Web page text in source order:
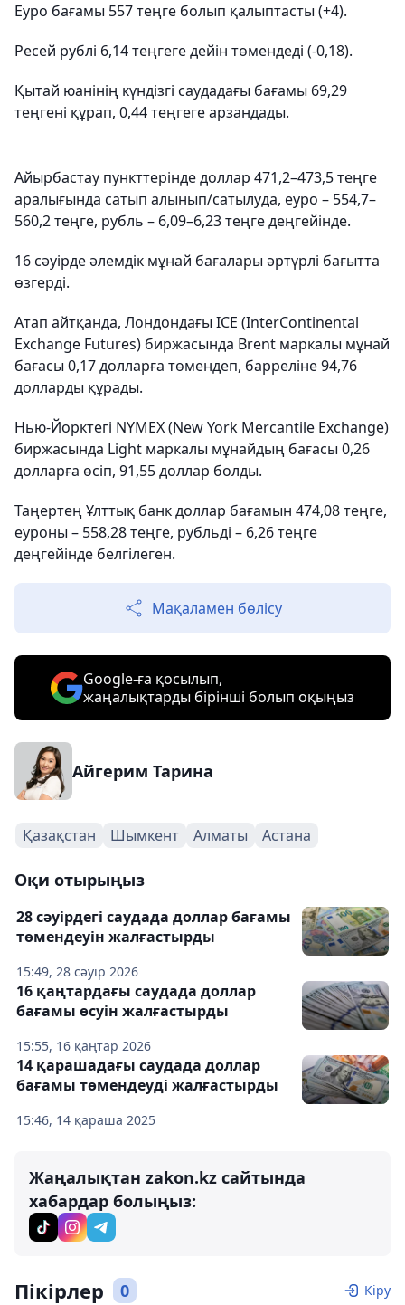
Еуро бағамы 557 теңге болып қалыптасты (+4).
Ресей рублі 6,14 теңгеге дейін төмендеді (-0,18).
Қытай юанінің күндізгі саудадағы бағамы 69,29
теңгені құрап, 0,44 теңгеге арзандады.
Айырбастау пункттерінде доллар 471,2–473,5 теңге
аралығында сатып алынып/сатылуда, еуро – 554,7–
560,2 теңге, рубль – 6,09–6,23 теңге деңгейінде.
16 сәуірде әлемдік мұнай бағалары әртүрлі бағытта
өзгерді.
Атап айтқанда, Лондондағы ICE (InterContinental
Exchange Futures) биржасында Brent маркалы мұнай
бағасы 0,17 долларға төмендеп, барреліне 94,76
долларды құрады.
Нью-Йорктегі NYMEX (New York Mercantile Exchange)
биржасында Light маркалы мұнайдың бағасы 0,26
долларға өсіп, 91,55 доллар болды.
Таңертең Ұлттық банк доллар бағамын 474,08 теңге,
еуроны – 558,28 теңге, рубльді – 6,26 теңге
деңгейінде белгілеген.
Мақаламен бөлісу
Google-ға қосылып,
жаңалықтарды бірінші болып оқыңыз
Айгерим Тарина
Қазақстан Шымкент Алматы Астана
Оқи отырыңыз
15:49, 28 сәуір 2026
28 сәуірдегі саудада доллар бағамы
төмендеуін жалғастырды
15:55, 16 қаңтар 2026
16 қаңтардағы саудада доллар
бағамы өсуін жалғастырды
15:46, 14 қараша 2025
14 қарашадағы саудада доллар
бағамы төмендеуді жалғастырды
Жаңалықтан zakon.kz сайтында
хабардар болыңыз:
Пікірлер 0 Кіру